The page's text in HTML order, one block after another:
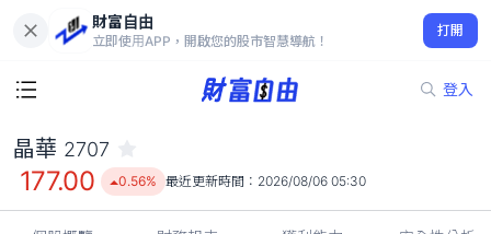
財富自由
立即使用APP，開啟您的股市智慧導航！
打開
登入
177.00
0.56%
晶華 2707
177.00 0.56% 最近更新時間： 2026/08/06 05:30